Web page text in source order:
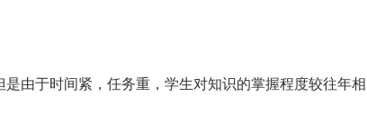
由于时间紧，任务重，学生对知识的掌握程度较往年相